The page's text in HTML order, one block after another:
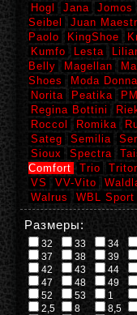
Hogl
Jana Jomos
Seibel
Juan
Paolo
KingShoe
Kumfo
Lesta
Belly
Magellan
Shoes
Moda Donna
Norita
Peatika
Regina Bottini
Roccol
Romika
Sateg
Semilia
Sioux
Spectra
Comfort
Trio
VS
VV-Vito
Walrus
WBL Sport
Размеры:
32 33 34
37
38 39
42
43 44
47
48 49
52
53 1
2,5
8 8,5